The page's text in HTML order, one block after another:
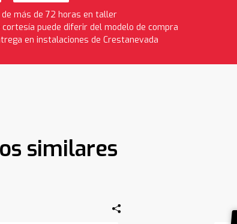
de más de 72 horas en taller
cortesía puede diferir del modelo de compra
en instalaciones de Crestanevada
similares